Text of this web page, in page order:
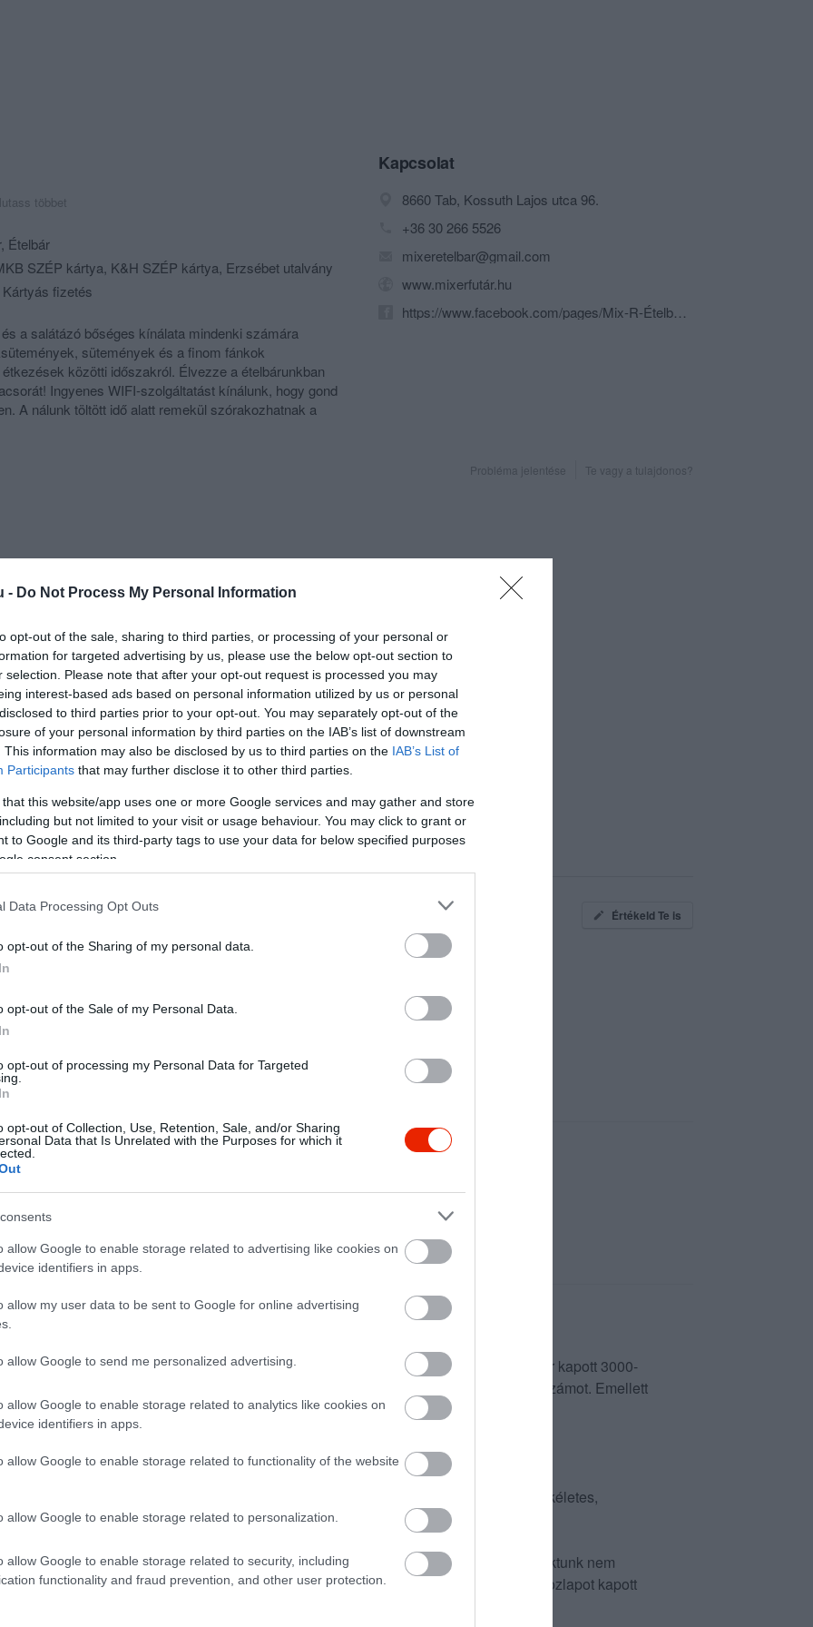
- Do Not Process My Personal Information
opt-out of the sale, sharing to third parties, or processing of your personal or
for targeted advertising by us, please use the below opt-out section to
selection. Please note that after your opt-out request is processed you may
interest-based ads based on personal information utilized by us or personal
to third parties prior to your opt-out. You may separately opt-out of the
of your personal information by third parties on the IAB’s list of downstream
This information may also be disclosed by us to third parties on the IAB’s List of
Participants that may further disclose it to other third parties.
that this website/app uses one or more Google services and may gather and store
but not limited to your visit or usage behaviour. You may click to grant or
to Google and its third-party tags to use your data for below specified purposes
consent section.
Data Processing Opt Outs
opt-out of the Sharing of my personal data.
opt-out of the Sale of my Personal Data.
opt-out of processing my Personal Data for Targeted
opt-out of Collection, Use, Retention, Sale, and/or Sharing
Data that Is Unrelated with the Purposes for which it
allow Google to enable storage related to advertising like cookies on
identifiers in apps.
allow my user data to be sent to Google for online advertising
allow Google to send me personalized advertising.
allow Google to enable storage related to analytics like cookies on
identifiers in apps.
allow Google to enable storage related to functionality of the website
allow Google to enable storage related to personalization.
allow Google to enable storage related to security, including
functionality and fraud prevention, and other user protection.
többet
, Ételbár
SZÉP kártya, K&H SZÉP kártya, Erzsébet utalvány
fizetés
a salátázó bőséges kínálata mindenki számára
sütemények és a finom fánkok
közötti időszakról. Élvezze a ételbárunkban
Ingyenes WIFI-szolgáltatást kínálunk, hogy gond
A nálunk töltött idő alatt remekül szórakozhatnak a
tekintse meg nyitvatartási időnket, és
Kapcsolat
8660 Tab, Kossuth Lajos utca 96.
+36 30 266 5526
mixeretelbar@gmail.com
www.mixerfutár.hu
https://www.facebook.com/pages/Mix-R-Ételbár/430175717005846?id=430175717005846&sk
Probléma jelentése Te vagy a tulajdonos?
Értékeld Te is
rendeltünk,isteni finom volt mindkettő!
R Ètelbàr!
a nagymamám önöknél a szülinapomra egy csokoládé tortát, az ár amit rendeléskor kapott 3000-
Egy kettes és egy egyes számot is rendelt mellé, hogy ki lehessen írni a 21 számot. Emellett
táblácskát.
nem kaptuk meg, a torta ára pedig 4900 forint volt.
hasonló elő rendelésnél mellékelten nem számít, meg jegyezném hogy nem volt tökéletes,
és ízetlen piskóta bevonónak tűnő csokival.
át vette a tortát meg kérdezték hogy hozott-e dobozt, mivel igényesebb helyekhez szoktunk nem
hozzunk magunknak, papír doboz hiányában, egy (arany fácán) sörös karton dobozlapot kapott